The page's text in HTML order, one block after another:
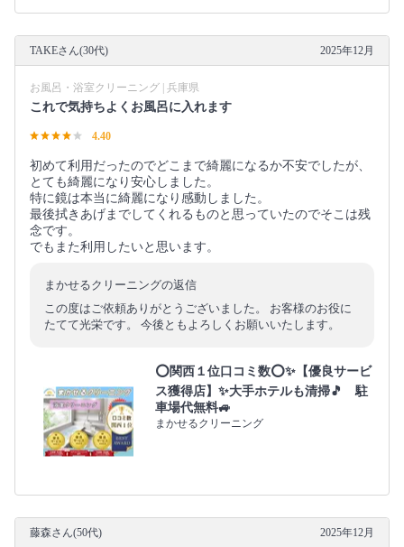
TAKEさん(30代) 2025年12月
お風呂・浴室クリーニング | 兵庫県
これで気持ちよくお風呂に入れます
4.40
初めて利用だったのでどこまで綺麗になるか不安でしたが、
とても綺麗になり安心しました。
特に鏡は本当に綺麗になり感動しました。
最後拭きあげまでしてくれるものと思っていたのでそこは残
念です。
でもまた利用したいと思います。
まかせるクリーニングの返信
この度はご依頼ありがとうございました。 お客様のお役に
たてて光栄です。 今後ともよろしくお願いいたします。
⭕関西１位口コミ数⭕✨【優良サービ
ス獲得店】✨大手ホテルも清掃🎵 駐
車場代無料🚙
まかせるクリーニング
藤森さん(50代) 2025年12月